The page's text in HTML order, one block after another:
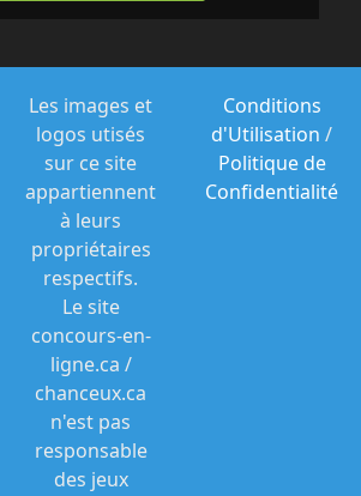
Les images et
logos utisés
sur ce site
appartiennent
à leurs
propriétaires
respectifs.
Le site
concours-en-
ligne.ca /
chanceux.ca
n'est pas
responsable
des jeux
Conditions
d'Utilisation /
Politique de
Confidentialité